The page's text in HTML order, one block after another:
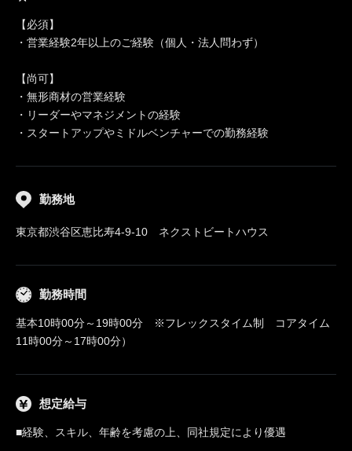
【必須】
・営業経験2年以上のご経験（個人・法人問わず）
【尚可】
・無形商材の営業経験
・リーダーやマネジメントの経験
・スタートアップやミドルベンチャーでの勤務経験
勤務地
東京都渋谷区恵比寿4-9-10 ネクストビートハウス
勤務時間
基本10時00分～19時00分 ※フレックスタイム制 コアタイム
11時00分～17時00分）
想定給与
■経験、スキル、年齢を考慮の上、同社規定により優遇